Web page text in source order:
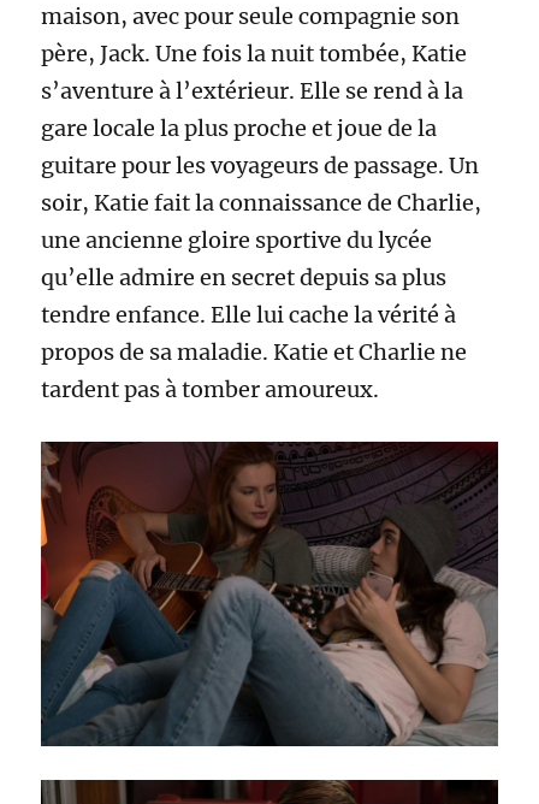
maison, avec pour seule compagnie son
père, Jack. Une fois la nuit tombée, Katie
s’aventure à l’extérieur. Elle se rend à la
gare locale la plus proche et joue de la
guitare pour les voyageurs de passage. Un
soir, Katie fait la connaissance de Charlie,
une ancienne gloire sportive du lycée
qu’elle admire en secret depuis sa plus
tendre enfance. Elle lui cache la vérité à
propos de sa maladie. Katie et Charlie ne
tardent pas à tomber amoureux.